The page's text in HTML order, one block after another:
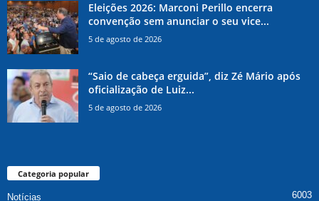
Eleições 2026: Marconi Perillo encerra
convenção sem anunciar o seu vice...
5 de agosto de 2026
“Saio de cabeça erguida”, diz Zé Mário após
oficialização de Luiz...
5 de agosto de 2026
Categoria popular
Notícias 6003